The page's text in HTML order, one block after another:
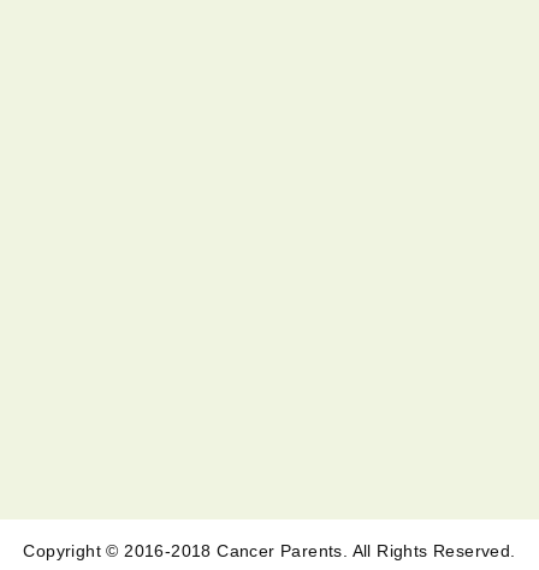
Copyright © 2016-2018 Cancer Parents. All Rights Reserved.